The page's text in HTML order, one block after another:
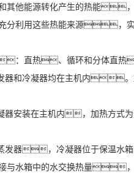
和其他能源转化产生的热能
分利用这些热能来源，
：直热、循环和分体直热
和冷凝器均在主机内
安装在主机内，加热方式
器，冷凝器位于保温水
水箱中的水交换热量，